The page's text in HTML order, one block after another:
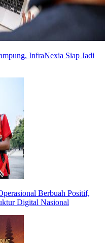
InfraNexia Siap Jadi
Berbuah Positif,
Digital Nasional